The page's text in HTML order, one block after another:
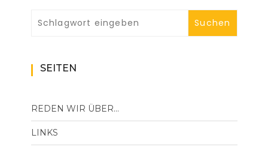
SEITEN
REDEN WIR ÜBER…
LINKS